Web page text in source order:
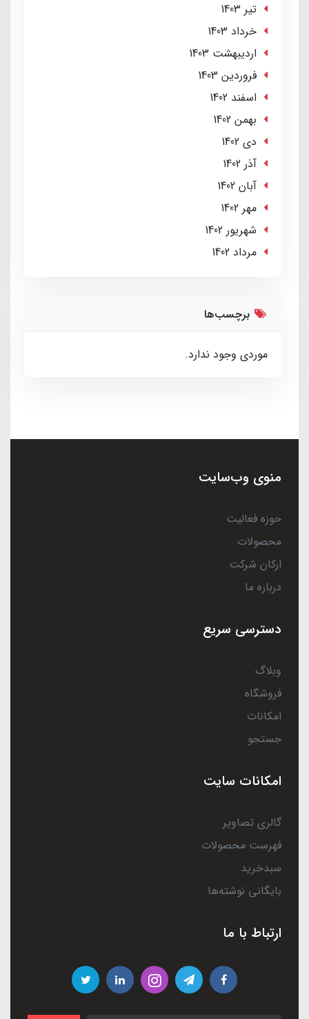
تير 1403
خرداد 1403
ارديبهشت 1403
فروردین 1403
اسفند 1402
بهمن 1402
دی 1402
آذر 1402
آبان 1402
مهر 1402
شهریور 1402
مرداد 1402
برچسب‌ها
موردی وجود ندارد.
منوی وب‌سایت
حوزه فعالیت
محصولات
ارکان شرکت
درباره ما
دسترسی سریع
وبلاگ
فروشگاه
امکانات
جستجو
امکانات سایت
گالری تصاویر
فهرست محصولات
سبدخرید
بایگانی نوشته‌ها
ارتباط با ما